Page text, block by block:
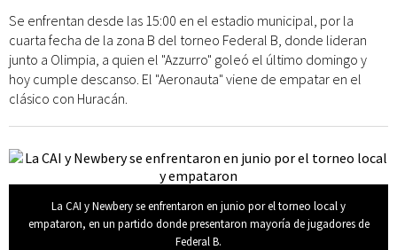
Se enfrentan desde las 15:00 en el estadio municipal, por la
cuarta fecha de la zona B del torneo Federal B, donde lideran
junto a Olimpia, a quien el "Azzurro" goleó el último domingo y
hoy cumple descanso. El "Aeronauta" viene de empatar en el
clásico con Huracán.
La CAI y Newbery se enfrentaron en junio por el torneo local y
empataron, en un partido donde presentaron mayoría de jugadores de
Federal B.